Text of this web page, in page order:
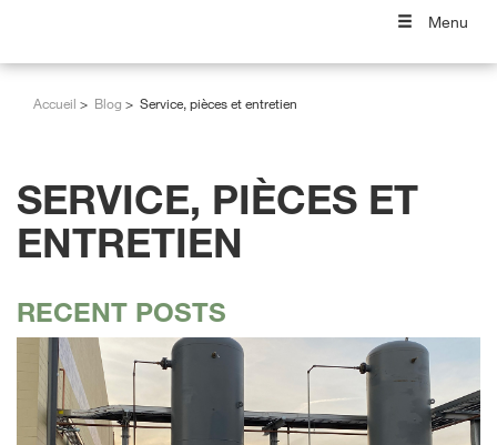
Menu
Accueil Blog Service, pièces et entretien
SERVICE, PIÈCES ET
ENTRETIEN
RECENT POSTS